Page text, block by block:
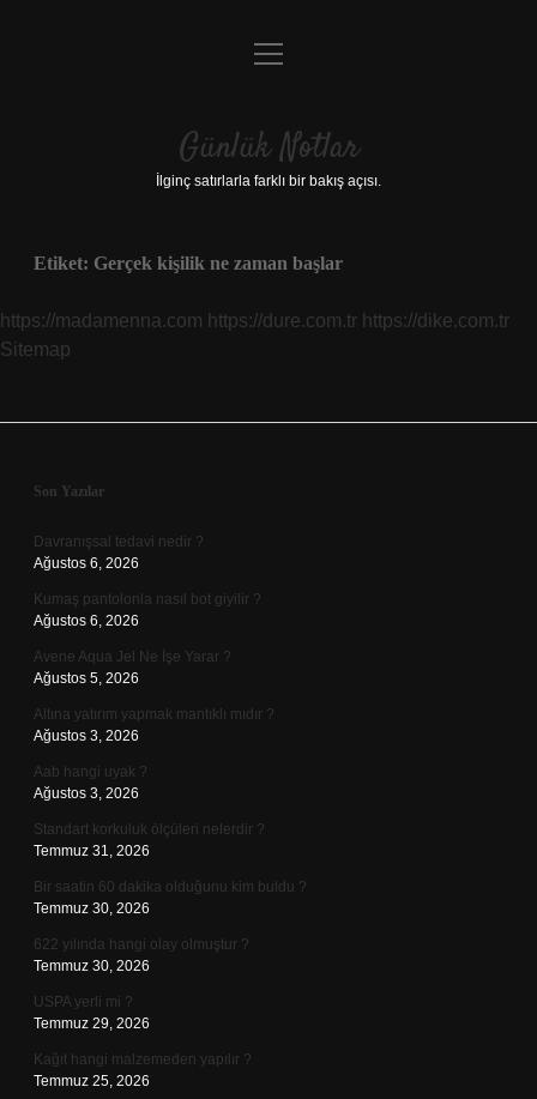
Anasayfa
Yasal Uyarı
menüyü
Günlük Notlar
İlginç satırlarla farklı bir bakış açısı.
Etiket: Gerçek kişilik ne zaman başlar
https://madamenna.com https://dure.com.tr https://dike.com.tr
Sitemap
Sidebar
Son Yazılar
Davranışsal tedavi nedir ?
Ağustos 6, 2026
Kumaş pantolonla nasıl bot giyilir ?
Ağustos 6, 2026
Avene Aqua Jel Ne İşe Yarar ?
Ağustos 5, 2026
Altına yatırım yapmak mantıklı mıdır ?
Ağustos 3, 2026
Aab hangi uyak ?
Ağustos 3, 2026
Standart korkuluk ölçüleri nelerdir ?
Temmuz 31, 2026
Bir saatin 60 dakika olduğunu kim buldu ?
Temmuz 30, 2026
622 yılında hangi olay olmuştur ?
Temmuz 30, 2026
USPA yerli mi ?
Temmuz 29, 2026
Kağıt hangi malzemeden yapılır ?
Temmuz 25, 2026